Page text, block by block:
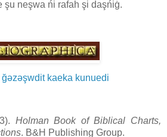
şu neşwa ńi rafah şi daşńiġ.
ğəzəşwdit kaeka kunuedi
Holman Book of Biblical Charts,
. B&H Publishing Group.